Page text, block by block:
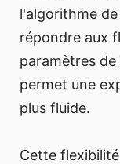
l'algorithme
répondre aux
paramètres
permet une
plus fluide.
Cette